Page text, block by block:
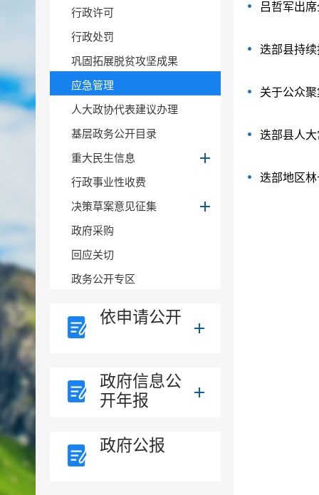
行政许可
行政处罚
巩固拓展脱贫攻坚成果
应急管理
人大政协代表建议办理
基层政务公开目录
重大民生信息
行政事业性收费
决策草案意见征集
政府采购
回应关切
政务公开专区
依申请公开
政府信息公
开年报
政府公报
吕哲军出
迭部县持
关于公众
迭部县人
迭部地区